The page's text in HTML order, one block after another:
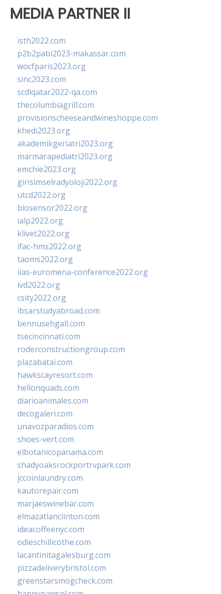
MEDIA PARTNER II
isth2022.com
p2b2pabi2023-makassar.com
wocfparis2023.org
sinc2023.com
scdlqatar2022-qa.com
thecolumbiagrill.com
provisionscheeseandwineshoppe.com
khedi2023.org
akademikgeriatri2023.org
marmarapediatri2023.org
emchie2023.org
girisimselradyoloji2022.org
utcd2022.org
biosensor2022.org
ialp2022.org
klivet2022.org
ifac-hms2022.org
taoms2022.org
iias-euromena-conference2022.org
ivd2022.org
csity2022.org
ibsarstudyabroad.com
bennusehgall.com
tsecincinnati.com
roderconstructiongroup.com
plazabatai.com
hawkscayresort.com
hellonquads.com
diarioanimales.com
decogaleri.com
unavozparadios.com
shoes-vert.com
elbotanicopanama.com
shadyoaksrockportrvpark.com
jccoinlaundry.com
kautorepair.com
marjaeswinebar.com
elmazatlanclinton.com
ideacoffeenyc.com
odieschillicothe.com
lacantinitagalesburg.com
pizzadeliverybristol.com
greenstarsmogcheck.com